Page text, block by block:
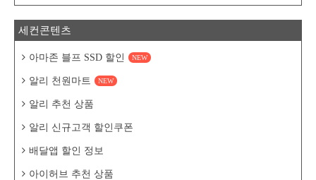
세컨콘텐츠
아마존 블프 SSD 할인 NEW
알리 천원마트 NEW
알리 추천 상품
알리 신규고객 할인쿠폰
배달앱 할인 정보
아이허브 추천 상품